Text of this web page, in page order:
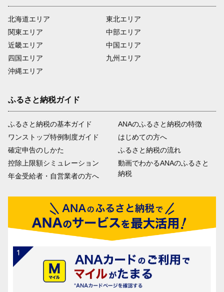
北海道エリア
関東エリア
近畿エリア
四国エリア
沖縄エリア
東北エリア
中部エリア
中国エリア
九州エリア
ふるさと納税ガイド
ふるさと納税の基本ガイド
ワンストップ特例制度ガイド
確定申告のしかた
控除上限額シミュレーション
年金受給者・自営業者の方へ
ANAのふるさと納税の特徴
はじめての方へ
ふるさと納税の流れ
動画でわかるANAのふるさと
納税